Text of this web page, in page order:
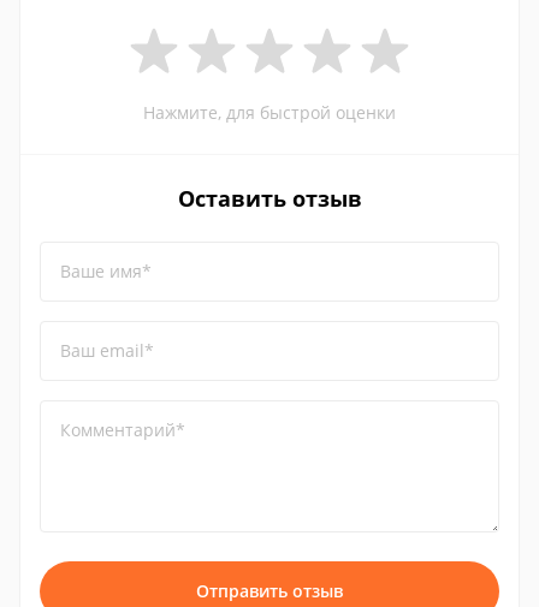
Нажмите, для быстрой оценки
Оставить отзыв
Ваше имя*
Ваш email*
Комментарий*
Отправить отзыв